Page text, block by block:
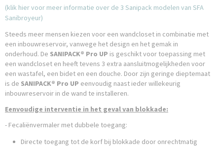
(klik hier voor meer informatie over de 3 Sanipack modelen van SFA
Sanibroyeur)
Steeds meer mensen kiezen voor een wandcloset in combinatie met
een inbouwreservoir, vanwege het design en het gemak in
onderhoud. De SANIPACK® Pro UP is geschikt voor toepassing met
een wandcloset en heeft tevens 3 extra aansluitmogelijkheden voor
een wastafel, een bidet en een douche. Door zijn geringe dieptemaat
is de SANIPACK® Pro UP eenvoudig naast ieder willekeurig
inbouwreservoir in de wand te installeren.
Eenvoudige interventie in het geval van blokkade:
- Fecaliënvermaler met dubbele toegang:
Directe toegang tot de korf bij blokkade door onrechtmatig